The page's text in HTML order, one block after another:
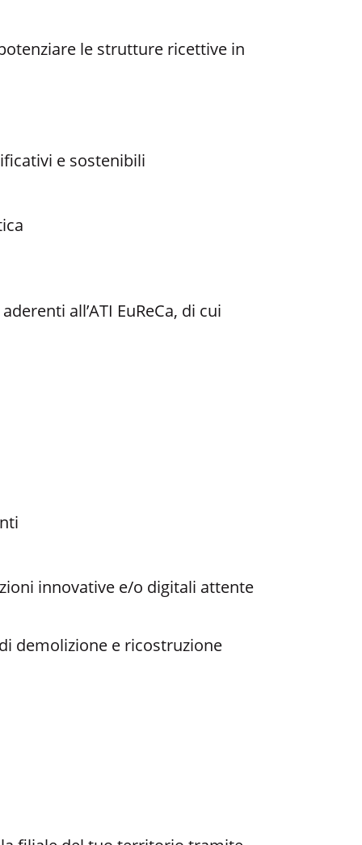
le strutture ricettive in
e sostenibili
all’ATI EuReCa, di cui
innovative e/o digitali attente
demolizione e ricostruzione